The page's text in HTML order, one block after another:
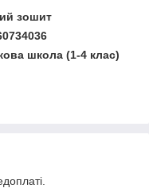
зошит
школа (1-4 клас)